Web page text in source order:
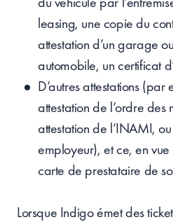
leasing, une copie du
attestation d’un garage
automobile, un certificat
D’autres attestations (par
attestation de l’ordre des
attestation de l’INAMI,
employeur), et ce, en
carte de prestataire de
Lorsque Indigo émet des